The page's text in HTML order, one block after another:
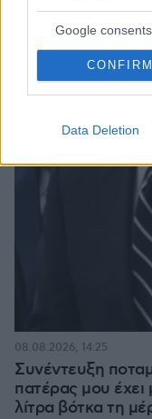
Google consents
CONFIRM
Data Deletion
Συνέντευξη
πατέρας μου
λίτρα βότκα τη
08.08.2026, 14:25